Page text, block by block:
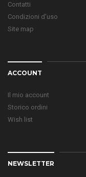
Contatti
Condizioni d'uso
Site map
ACCOUNT
Il mio account
Storico ordini
Wish list
NEWSLETTER